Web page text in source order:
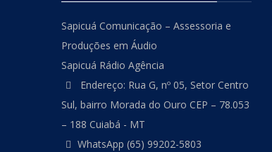
Sapicuá Comunicação – Assessoria e
Produções em Áudio
Sapicuá Rádio Agência
Endereço: Rua G, nº 05, Setor Centro
Sul, bairro Morada do Ouro CEP – 78.053
– 188 Cuiabá - MT
WhatsApp (65) 99202-5803